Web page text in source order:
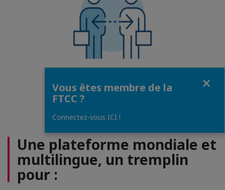
300
comités sectoriels et clubs exclusifs
Une plateforme mondiale et
multilingue, un tremplin
pour :
Vous êtes membre de la
FTCC ?
Connectez-vous ICI !